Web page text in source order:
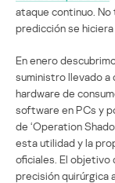
ataque continuo.
predicción se hiciera
En enero
suministro llevado a
hardware de
software en PCs y
de ‘Operation
esta utilidad y la
oficiales. El objetivo
precisión quirúrgica